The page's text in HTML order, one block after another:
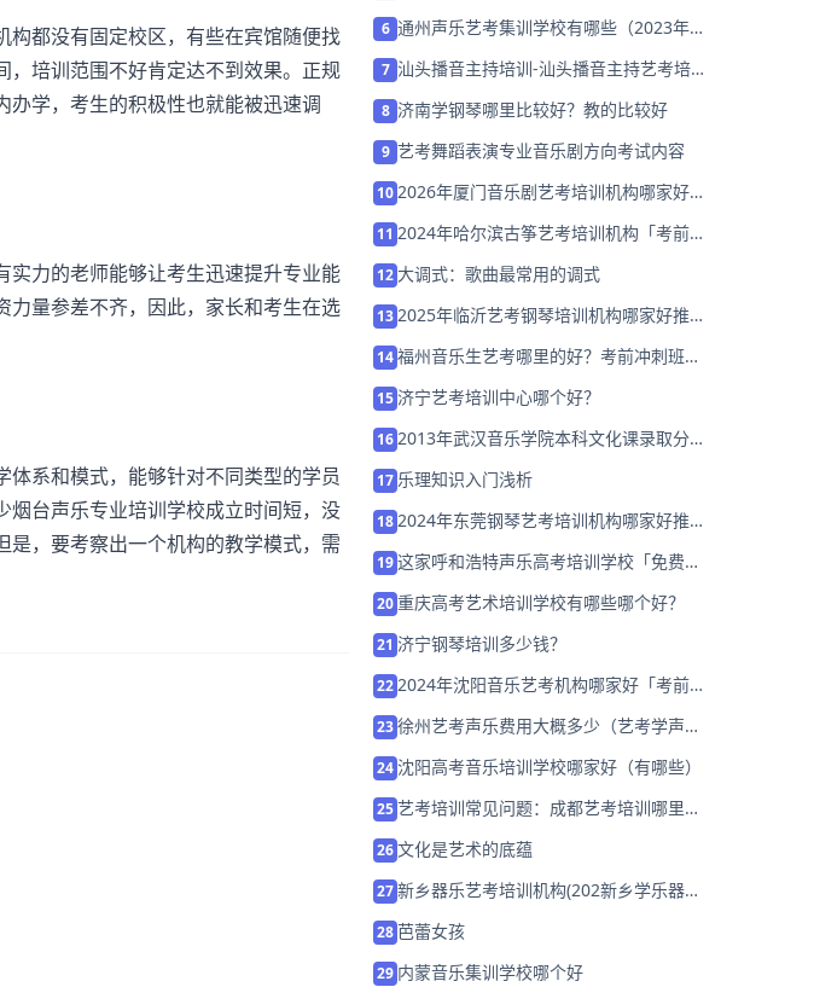
都没有固定校区，有些在宾馆随便找
培训范围不好肯定达不到效果。正规
学，考生的积极性也就能被迅速调
力的老师能够让考生迅速提升专业能
力量参差不齐，因此，家长和考生在选
系和模式，能够针对不同类型的学员
烟台声乐专业培训学校成立时间短，没
，要考察出一个机构的教学模式，需
6 通州声乐艺考集训学校有哪些（2023年怎
7 汕头播音主持培训-汕头播音主持艺考培训
8 济南学钢琴哪里比较好？教的比较好
9 艺考舞蹈表演专业音乐剧方向考试内容
102026年厦门音乐剧艺考培训机构哪家好
11 2024年哈尔滨古筝艺考培训机构「考前集
12大调式：歌曲最常用的调式
132025年临沂艺考钢琴培训机构哪家好推荐
14福州音乐生艺考哪里的好？考前冲刺班招
15 济宁艺考培训中心哪个好？
162013年武汉音乐学院本科文化课录取分数
17 乐理知识入门浅析
182024年东莞钢琴艺考培训机构哪家好推荐
19这家呼和浩特声乐高考培训学校「免费试
20重庆高考艺术培训学校有哪些哪个好？
21 济宁钢琴培训多少钱？
222024年沈阳音乐艺考机构哪家好「考前集
23徐州艺考声乐费用大概多少（艺考学声乐
24沈阳高考音乐培训学校哪家好（有哪些）
25艺考培训常见问题：成都艺考培训哪里
26文化是艺术的底蕴
27新乡器乐艺考培训机构(202新乡学乐器在
28芭蕾女孩
29 内蒙音乐集训学校哪个好